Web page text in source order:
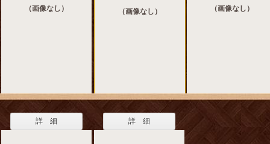
（画像なし） （画像なし） （画像なし）
詳 細 詳 細